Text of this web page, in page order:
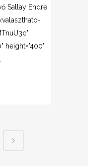
Sallay Endre
height="400"